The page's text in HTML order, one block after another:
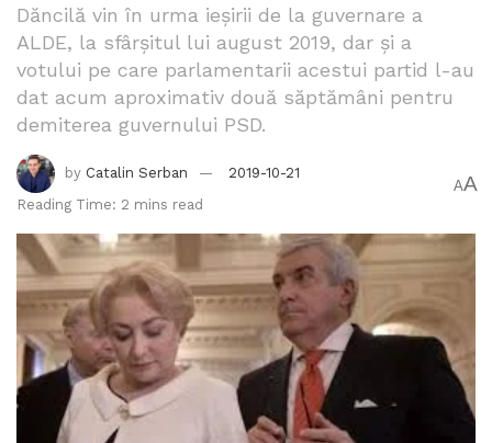
Dăncilă vin în urma ieșirii de la guvernare a
ALDE, la sfârșitul lui august 2019, dar și a
votului pe care parlamentarii acestui partid l-au
dat acum aproximativ două săptămâni pentru
demiterea guvernului PSD.
by Catalin Serban
2019-10-21
Reading Time: 2 mins read
AA